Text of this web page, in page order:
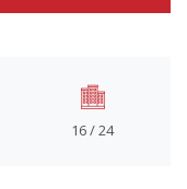
16 / 24